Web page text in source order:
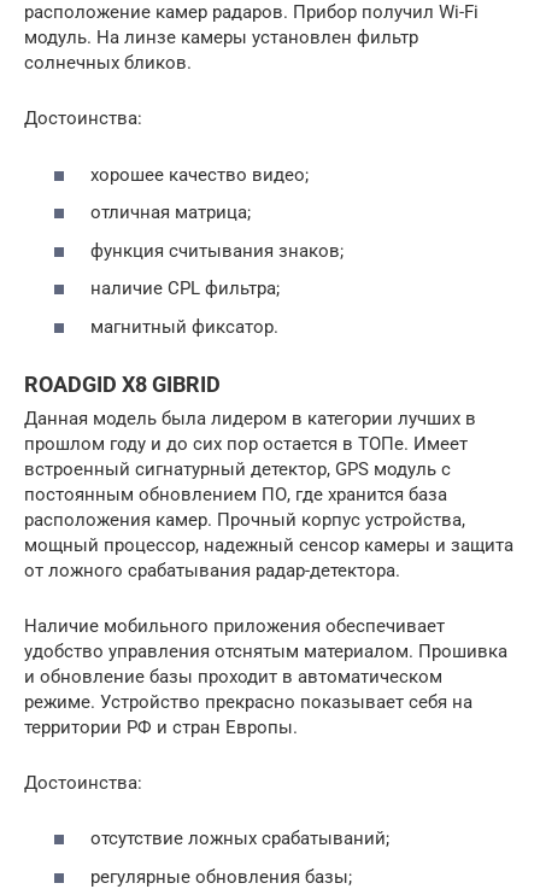
расположение камер радаров. Прибор получил Wi-Fi
модуль. На линзе камеры установлен фильтр
солнечных бликов.
Достоинства:
хорошее качество видео;
отличная матрица;
функция считывания знаков;
наличие CPL фильтра;
магнитный фиксатор.
ROADGID X8 GIBRID
Данная модель была лидером в категории лучших в
прошлом году и до сих пор остается в ТОПе. Имеет
встроенный сигнатурный детектор, GPS модуль с
постоянным обновлением ПО, где хранится база
расположения камер. Прочный корпус устройства,
мощный процессор, надежный сенсор камеры и защита
от ложного срабатывания радар-детектора.
Наличие мобильного приложения обеспечивает
удобство управления отснятым материалом. Прошивка
и обновление базы проходит в автоматическом
режиме. Устройство прекрасно показывает себя на
территории РФ и стран Европы.
Достоинства:
отсутствие ложных срабатываний;
регулярные обновления базы;